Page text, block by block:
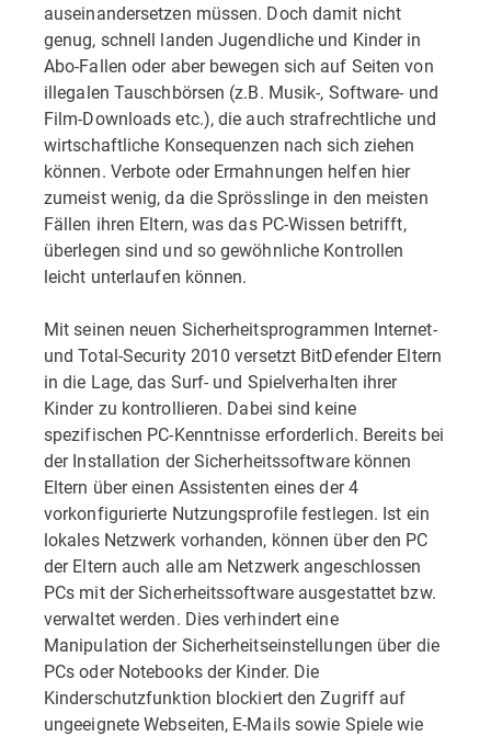
auseinandersetzen müssen. Doch damit nicht
genug, schnell landen Jugendliche und Kinder in
Abo-Fallen oder aber bewegen sich auf Seiten von
illegalen Tauschbörsen (z.B. Musik-, Software- und
Film-Downloads etc.), die auch strafrechtliche und
wirtschaftliche Konsequenzen nach sich ziehen
können. Verbote oder Ermahnungen helfen hier
zumeist wenig, da die Sprösslinge in den meisten
Fällen ihren Eltern, was das PC-Wissen betrifft,
überlegen sind und so gewöhnliche Kontrollen
leicht unterlaufen können.
Mit seinen neuen Sicherheitsprogrammen Internet-
und Total-Security 2010 versetzt BitDefender Eltern
in die Lage, das Surf- und Spielverhalten ihrer
Kinder zu kontrollieren. Dabei sind keine
spezifischen PC-Kenntnisse erforderlich. Bereits bei
der Installation der Sicherheitssoftware können
Eltern über einen Assistenten eines der 4
vorkonfigurierte Nutzungsprofile festlegen. Ist ein
lokales Netzwerk vorhanden, können über den PC
der Eltern auch alle am Netzwerk angeschlossen
PCs mit der Sicherheitssoftware ausgestattet bzw.
verwaltet werden. Dies verhindert eine
Manipulation der Sicherheitseinstellungen über die
PCs oder Notebooks der Kinder. Die
Kinderschutzfunktion blockiert den Zugriff auf
ungeeignete Webseiten, E-Mails sowie Spiele wie